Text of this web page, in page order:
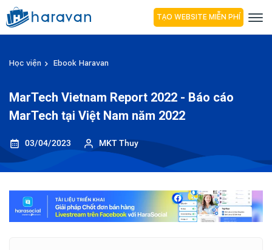
TẠO WEBSITE MIỄN PHÍ
Học viện Ebook Haravan
MarTech Vietnam Report 2022 - Báo cáo
MarTech tại Việt Nam năm 2022
03/04/2023 MKT Thuy